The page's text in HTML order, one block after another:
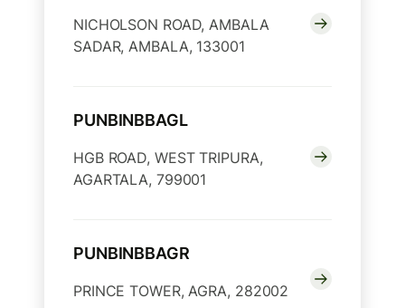
NICHOLSON ROAD, AMBALA
SADAR, AMBALA, 133001
PUNBINBBAGL
HGB ROAD, WEST TRIPURA,
AGARTALA, 799001
PUNBINBBAGR
PRINCE TOWER, AGRA, 282002